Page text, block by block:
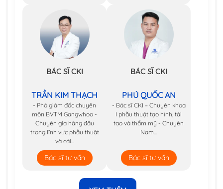
BÁC SĨ CKI
TRẦN KIM THẠCH
- Phó giám đốc chuyên
môn BVTM Gangwhoo -
Chuyên gia hàng đầu
trong lĩnh vực phẫu thuật
và cải...
Bác sĩ tư vấn
BÁC SĨ CKI
PHÚ QUỐC AN
- Bác sĩ CKI – Chuyên khoa
I phẫu thuật tạo hình, tái
tạo và thẩm mỹ - Chuyên
Nam...
Bác sĩ tư vấn